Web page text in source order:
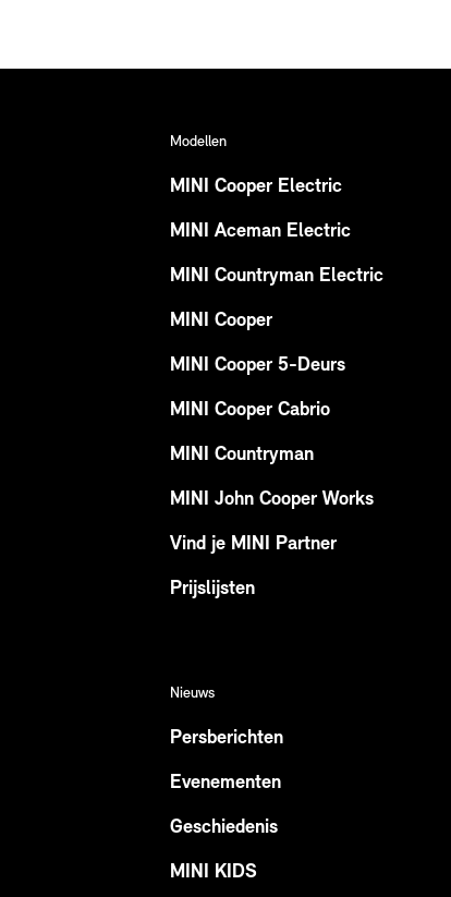
Modellen
MINI Cooper Electric
MINI Aceman Electric
MINI Countryman Electric
MINI Cooper
MINI Cooper 5-Deurs
MINI Cooper Cabrio
MINI Countryman
MINI John Cooper Works
Vind je MINI Partner
Prijslijsten
Nieuws
Persberichten
Evenementen
Geschiedenis
MINI KIDS